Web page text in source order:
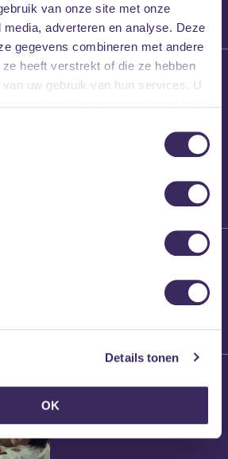
van onze site met onze
adverteren en analyse. Deze
gegevens combineren met andere
heeft verstrekt of die ze hebben
uw gebruik van hun services. U
Details tonen
OK
26 maart 2026
Willem’s Blog: High
Brennt Vanneste
Willem’s Blog: Ão